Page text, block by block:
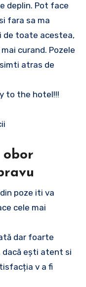
deplin. Pot face
fara sa ma
de toate acestea,
curand. Pozele
atras de
to the hotel!!!
cele mai
dar foarte
dacă ești atent si
v a fi